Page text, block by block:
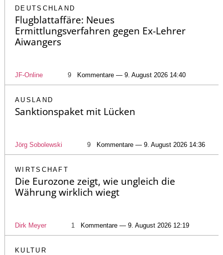
DEUTSCHLAND
Flugblattaffäre: Neues
Ermittlungsverfahren gegen Ex-Lehrer
Aiwangers
JF-Online 9 Kommentare — 9. August 2026 14:40
AUSLAND
Sanktionspaket mit Lücken
Jörg Sobolewski 9 Kommentare — 9. August 2026 14:36
WIRTSCHAFT
Die Eurozone zeigt, wie ungleich die
Währung wirklich wiegt
Dirk Meyer 1 Kommentare — 9. August 2026 12:19
KULTUR